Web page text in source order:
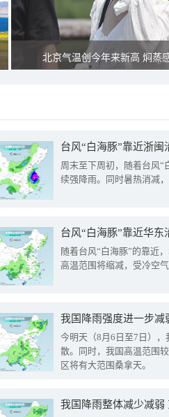
北京气温创今年来新高 焖蒸
台风“白海豚”靠近浙
周末至下周初，随着台风“
续强降雨。同时暑热消减
台风“白海豚”靠近华
随着台风“白海豚”的靠近
高温范围将缩减，受冷空
今明天（8月6日至7日）
散。同时，我国高温范围
区将有大范围桑拿天。
我国降雨整体减少减弱